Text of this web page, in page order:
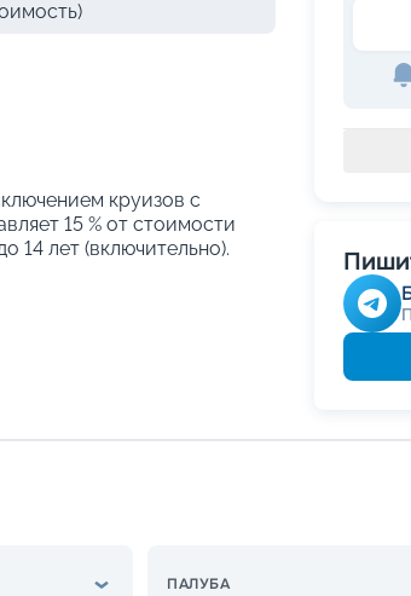
круизов с
15 % от стоимости
14 лет (включительно).
ПАЛУБА